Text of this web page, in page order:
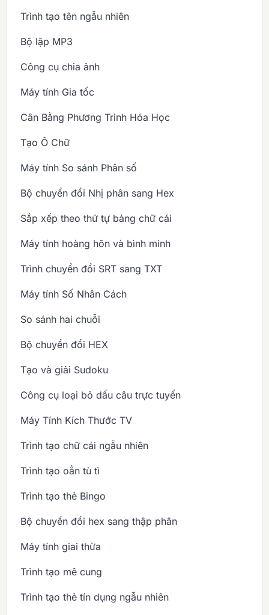
Trình tạo tên ngẫu nhiên
Bộ lặp MP3
Công cụ chia ảnh
Máy tính Gia tốc
Cân Bằng Phương Trình Hóa Học
Tạo Ô Chữ
Máy tính So sánh Phân số
Bộ chuyển đổi Nhị phân sang Hex
Sắp xếp theo thứ tự bảng chữ cái
Máy tính hoàng hôn và bình minh
Trình chuyển đổi SRT sang TXT
Máy tính Số Nhân Cách
So sánh hai chuỗi
Bộ chuyển đổi HEX
Tạo và giải Sudoku
Công cụ loại bỏ dấu câu trực tuyến
Máy Tính Kích Thước TV
Trình tạo chữ cái ngẫu nhiên
Trình tạo oẳn tù tì
Trình tạo thẻ Bingo
Bộ chuyển đổi hex sang thập phân
Máy tính giai thừa
Trình tạo mê cung
Trình tạo thẻ tín dụng ngẫu nhiên